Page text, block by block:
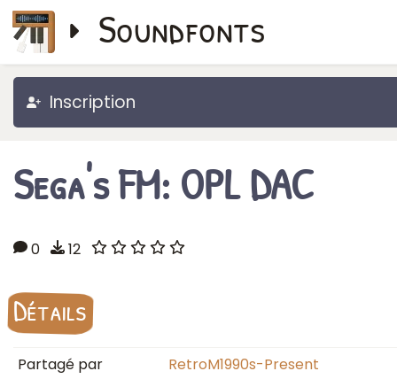
Soundfonts
Inscription
Sega's FM: OPL DAC
0 12
Détails
Partagé par
RetroM1990s-Present